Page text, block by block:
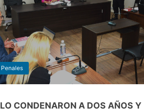
Penales
LO CONDENARON A DOS AÑOS Y